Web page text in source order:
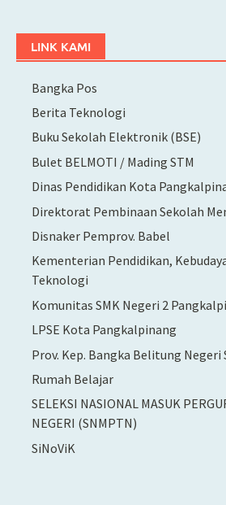
LINK KAMI
Bangka Pos
Berita Teknologi
Buku Sekolah Elektronik (BSE)
Bulet BELMOTI / Mading STM
Dinas Pendidikan Kota
Direktorat Pembinaan Sekolah
Disnaker Pemprov. Babel
Kementerian Pendidikan,
Teknologi
Komunitas SMK Negeri 2
LPSE Kota Pangkalpinang
Prov. Kep. Bangka Belitung Negeri
Rumah Belajar
SELEKSI NASIONAL MASUK
NEGERI (SNMPTN)
SiNoViK